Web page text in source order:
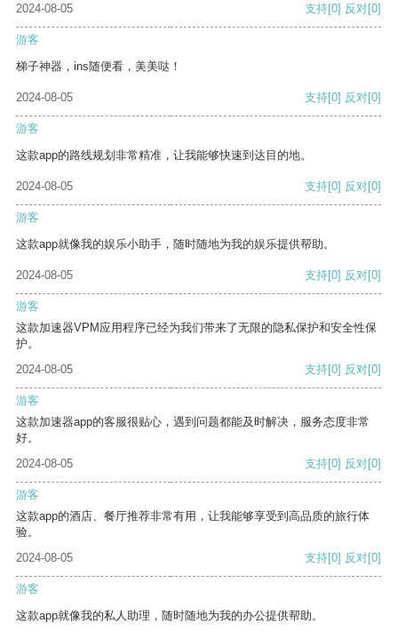
2024-08-05 支持[0] 反对[0]
游客
梯子神器，ins随便看，美美哒！
2024-08-05 支持[0] 反对[0]
游客
这款app的路线规划非常精准，让我能够快速到达目的地。
2024-08-05 支持[0] 反对[0]
游客
这款app就像我的娱乐小助手，随时随地为我的娱乐提供帮助。
2024-08-05 支持[0] 反对[0]
游客
这款加速器VPM应用程序已经为我们带来了无限的隐私保护和安全性保
护。
2024-08-05
支持[0] 反对[0]
游客
这款加速器app的客服很贴心，遇到问题都能及时解决，服务态度非常
好。
2024-08-05
支持[0] 反对[0]
游客
这款app的酒店、餐厅推荐非常有用，让我能够享受到高品质的旅行体
验。
2024-08-05
支持[0] 反对[0]
游客
这款app就像我的私人助理，随时随地为我的办公提供帮助。